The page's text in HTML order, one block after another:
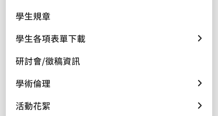
學生規章
學生各項表單下載
研討會/徵稿資訊
學術倫理
活動花絮